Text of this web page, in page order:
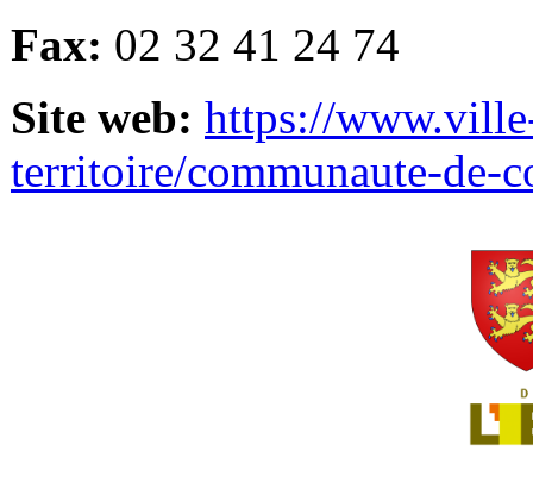
Fax: 02 32 41 24 74
Site web: https://
territoire/communaute-de-